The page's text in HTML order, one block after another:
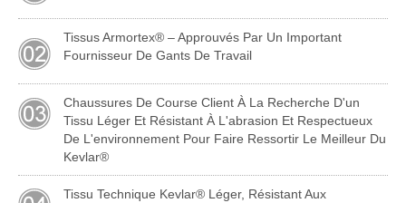
Tissus Armortex® – Approuvés Par Un Important
Fournisseur De Gants De Travail
Chaussures De Course Client À La Recherche D'un
Tissu Léger Et Résistant À L'abrasion Et Respectueux
De L'environnement Pour Faire Ressortir Le Meilleur Du
Kevlar®
Tissu Technique Kevlar® Léger, Résistant Aux